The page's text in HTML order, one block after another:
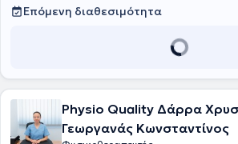
Επόμενη διαθεσιμότητα
Physio Quality Δάρρα
Γεωργανάς Κωνσταντίνος